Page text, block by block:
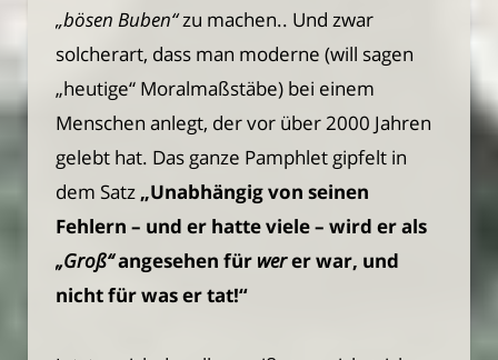
„bösen Buben“zu machen.. Und zwar
solcherart, dass man moderne (will sagen
„heutige“ Moralmaßstäbe) bei einem
Menschen anlegt, der vor über 2000 Jahren
gelebt hat. Das ganze Pamphlet gipfelt in
dem Satz „Unabhängig von seinen
Fehlern – und er hatte viele – wird er als
„Groß“angesehen für werer war, und
nicht für was er tat!“